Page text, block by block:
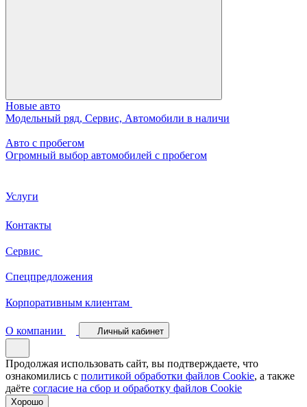
Новые авто
Модельный ряд, Сервис, Автомобили в наличи
Авто с пробегом
Огромный выбор автомобилей с пробегом
Услуги
Контакты
Сервис
Спецпредложения
Корпоративным клиентам
О компании Личный кабинет
Продолжая использовать сайт, вы подтверждаете, что
ознакомились с политикой обработки файлов Cookie, а также
даёте согласие на сбор и обработку файлов Cookie
Хорошо